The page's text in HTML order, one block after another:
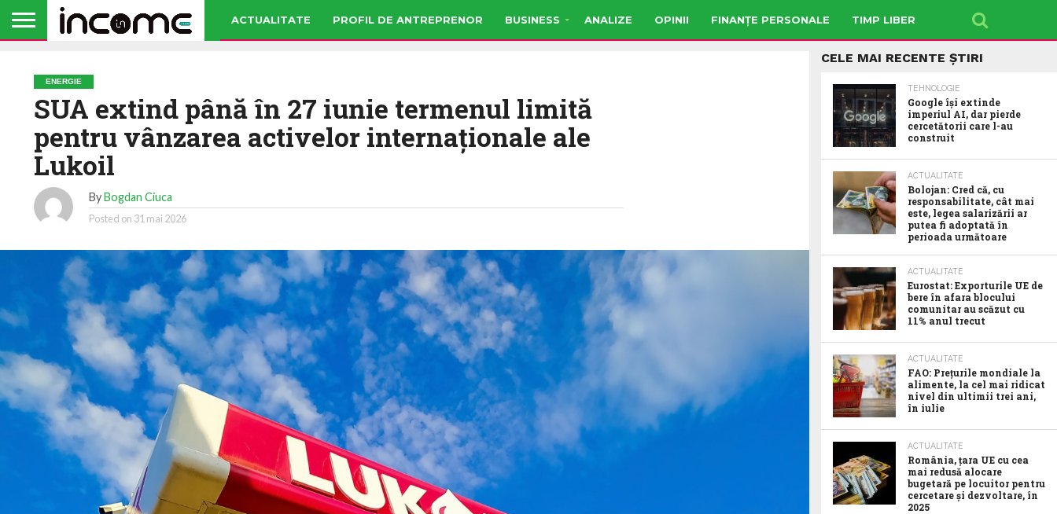
ACTUALITATE PROFIL DE ANTREPRENOR BUSINESS ANALIZE OPINII FINANȚE PERSONALE TIMP LIBER
ENERGIE
SUA extind până în 27 iunie termenul limită
pentru vânzarea activelor internaționale ale
Lukoil
ByBogdan Ciuca
Posted on 31 mai 2026
CELE MAI RECENTE ȘTIRI
TEHNOLOGIE
Google îşi extinde
imperiul AI, dar pierde
cercetătorii care l-au
construit
ACTUALITATE
Bolojan: Cred că, cu
responsabilitate, cât mai
este, legea salarizării ar
putea fi adoptată în
perioada următoare
ACTUALITATE
Eurostat: Exporturile UE de
bere în afara blocului
comunitar au scăzut cu
11% anul trecut
ACTUALITATE
FAO: Prețurile mondiale la
alimente, la cel mai ridicat
nivel din ultimii trei ani,
în iulie
ACTUALITATE
România, țara UE cu cea
mai redusă alocare
bugetară pe locuitor pentru
cercetare și dezvoltare, în
2025